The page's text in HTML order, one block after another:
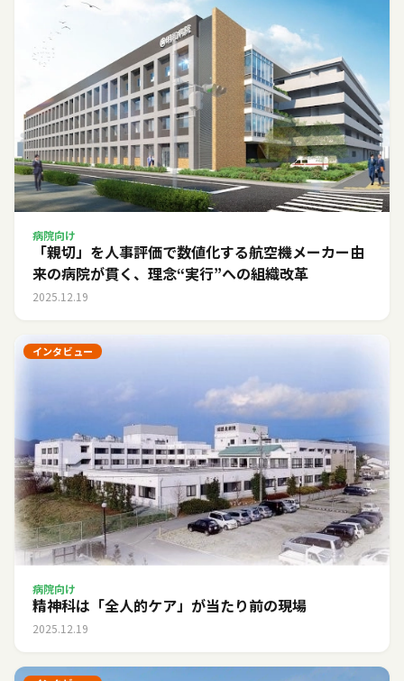
病院向け
「親切」を人事評価で数値化する――航空機メーカー由
来の病院が貫く、理念“実行”への組織改革
2025.12.19
インタビュー
病院向け
精神科は「全人的ケア」が当たり前の現場
2025.12.19